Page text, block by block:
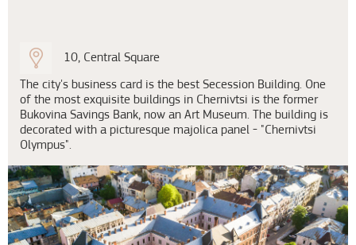
10, Central Square
The city's business card is the best Secession Building. One
of the most exquisite buildings in Chernivtsi is the former
Bukovina Savings Bank, now an Art Museum. The building is
decorated with a picturesque majolica panel - "Chernivtsi
Olympus".